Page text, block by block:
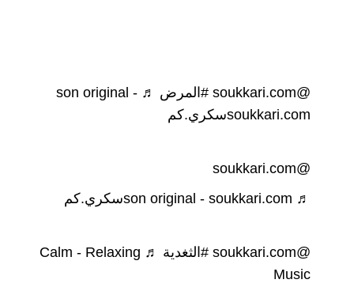
@soukkari.com #المرض
♬ son original -
soukkari.comسكري.كم
@soukkari.com
♬ son original - soukkari.comسكري.كم
@soukkari.com #الثغدية
♬ Calm - Relaxing
Music